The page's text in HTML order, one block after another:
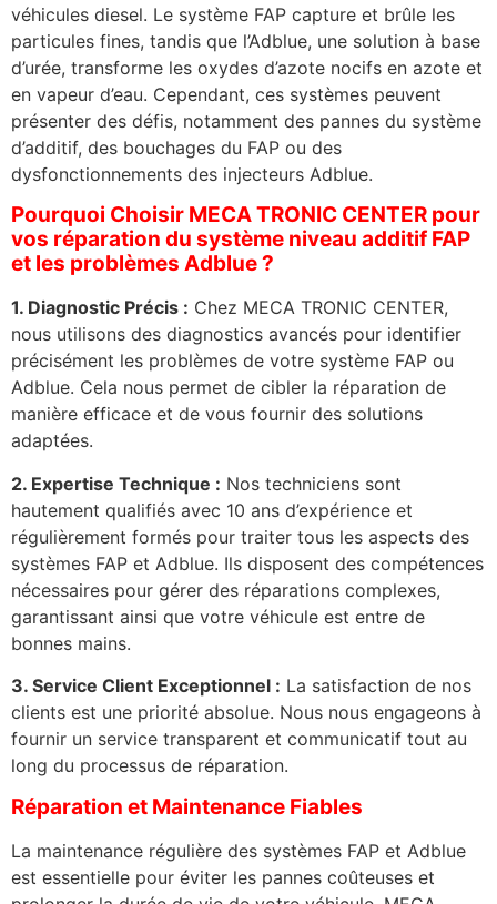
véhicules diesel. Le système FAP capture et brûle les
particules fines, tandis que l’Adblue, une solution à base
d’urée, transforme les oxydes d’azote nocifs en azote et
en vapeur d’eau. Cependant, ces systèmes peuvent
présenter des défis, notamment des pannes du système
d’additif, des bouchages du FAP ou des
dysfonctionnements des injecteurs Adblue.
Pourquoi Choisir MECA TRONIC CENTER pour
vos réparation du système niveau additif FAP
et les problèmes Adblue ?
1. Diagnostic Précis : Chez MECA TRONIC CENTER,
nous utilisons des diagnostics avancés pour identifier
précisément les problèmes de votre système FAP ou
Adblue. Cela nous permet de cibler la réparation de
manière efficace et de vous fournir des solutions
adaptées.
2. Expertise Technique : Nos techniciens sont
hautement qualifiés avec 10 ans d’expérience et
régulièrement formés pour traiter tous les aspects des
systèmes FAP et Adblue. Ils disposent des compétences
nécessaires pour gérer des réparations complexes,
garantissant ainsi que votre véhicule est entre de
bonnes mains.
3. Service Client Exceptionnel : La satisfaction de nos
clients est une priorité absolue. Nous nous engageons à
fournir un service transparent et communicatif tout au
long du processus de réparation.
Réparation et Maintenance Fiables
La maintenance régulière des systèmes FAP et Adblue
est essentielle pour éviter les pannes coûteuses et